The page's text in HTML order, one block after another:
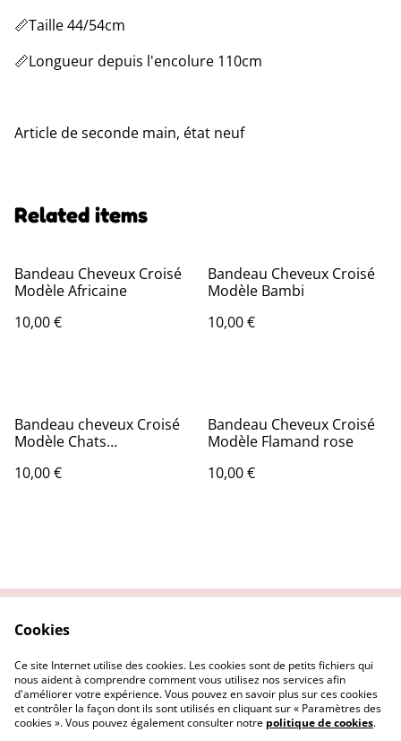
📏Taille 44/54cm
📏Longueur depuis l'encolure 110cm
Article de seconde main, état neuf
Related items
Bandeau Cheveux Croisé
Modèle Africaine
10,00 €
Bandeau Cheveux Croisé
Modèle Bambi
10,00 €
Bandeau cheveux Croisé
Modèle Chats
10,00 €
Bandeau Cheveux Croisé
Modèle Flamand rose
10,00 €
Politique de
confidentialité
Politique Cookies
Cookies
Ce site Internet utilise des cookies. Les cookies sont de petits fichiers qui
nous aident à comprendre comment vous utilisez nos services afin
d'améliorer votre expérience. Vous pouvez en savoir plus sur ces cookies
et contrôler la façon dont ils sont utilisés en cliquant sur « Paramètres des
cookies ». Vous pouvez également consulter notre politique de cookies.